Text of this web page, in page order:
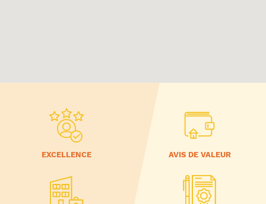
EXCELLENCE AVIS DE VALEUR